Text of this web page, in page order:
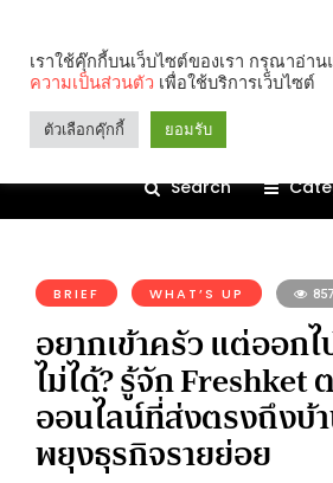
Search
BRIEF WHAT’S UP 857
อยากเข้าครัว แต่ออก
ไม่ได้? รู้จัก Freshket
ออนไลน์ที่ส่งตรงถึงบ้
พยุงธุรกิจรายย่อย
เราใช้คุ๊กกี้บนเว็บไซต์ของเรา กรุณาอ่า
ความเป็นส่วนตัว เพื่อใช้บริการเว็บไซต์
ตัวเลือกคุ๊กกี้ ยอมรับ